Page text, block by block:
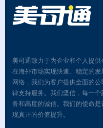
美司通致力于为企业和个人提
在海外市场实现快速、稳定的
网络，我们为客户提供全面的
律支持服务。我们坚信，每一
务和高度的诚信。我们的使命
现真正的价值提升。